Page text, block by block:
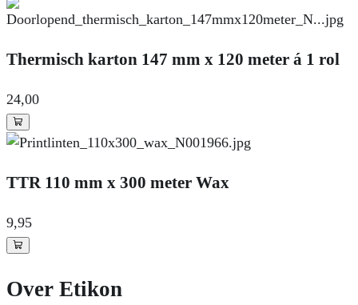
Thermisch karton 147 mm x 120 meter á 1 rol
24,00
TTR 110 mm x 300 meter Wax
9,95
Over Etikon